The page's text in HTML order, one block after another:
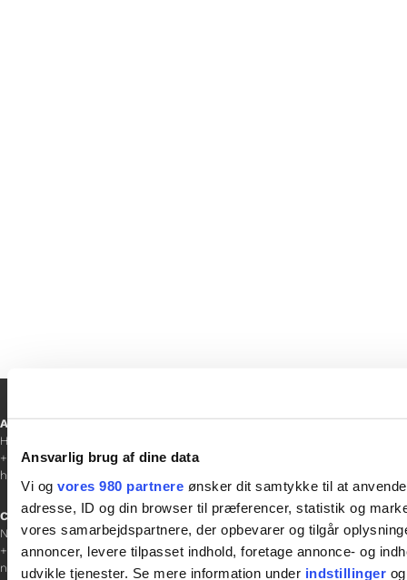
Ansvarlig brug af dine data
Vi og vores 980 partnere ønsker dit samtykke til at
adresse, ID og din browser til præferencer, statistik og
vores samarbejdspartnere, der opbevarer og tilgår
annoncer, levere tilpasset indhold, foretage annonce- og
udvikle tjenester. Se mere information under indstillinger
Ansvarshavende redaktør
Hanne Jensen
+45 30 20 68 35
hanne@gladfonden.dk
Chefredaktør
Nathalie Bitton
+45 26 25 17 65
nathalie@tv-glad.dk